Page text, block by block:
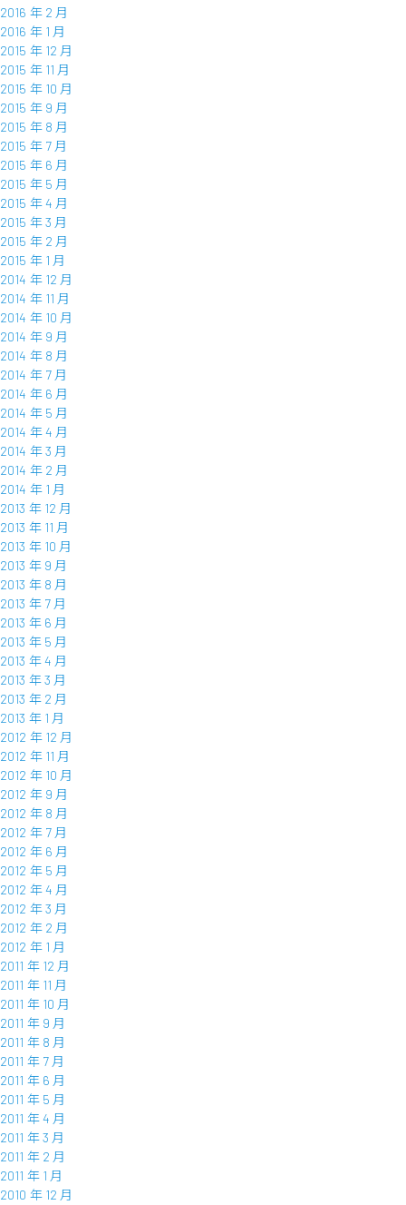
2016 年 2 月
2016 年 1 月
2015 年 12 月
2015 年 11 月
2015 年 10 月
2015 年 9 月
2015 年 8 月
2015 年 7 月
2015 年 6 月
2015 年 5 月
2015 年 4 月
2015 年 3 月
2015 年 2 月
2015 年 1 月
2014 年 12 月
2014 年 11 月
2014 年 10 月
2014 年 9 月
2014 年 8 月
2014 年 7 月
2014 年 6 月
2014 年 5 月
2014 年 4 月
2014 年 3 月
2014 年 2 月
2014 年 1 月
2013 年 12 月
2013 年 11 月
2013 年 10 月
2013 年 9 月
2013 年 8 月
2013 年 7 月
2013 年 6 月
2013 年 5 月
2013 年 4 月
2013 年 3 月
2013 年 2 月
2013 年 1 月
2012 年 12 月
2012 年 11 月
2012 年 10 月
2012 年 9 月
2012 年 8 月
2012 年 7 月
2012 年 6 月
2012 年 5 月
2012 年 4 月
2012 年 3 月
2012 年 2 月
2012 年 1 月
2011 年 12 月
2011 年 11 月
2011 年 10 月
2011 年 9 月
2011 年 8 月
2011 年 7 月
2011 年 6 月
2011 年 5 月
2011 年 4 月
2011 年 3 月
2011 年 2 月
2011 年 1 月
2010 年 12 月